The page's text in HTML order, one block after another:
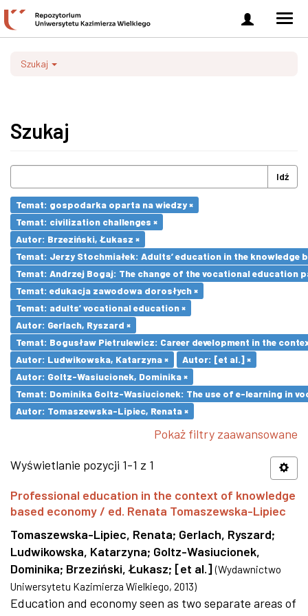
Zaloguj
się
Szukaj
Szukaj
Idź
Temat: gospodarka oparta na wiedzy ×
Temat: civilization challenges ×
Autor: Brzeziński, Łukasz ×
Temat: Jerzy Stochmiałek: Adults’ education in the knowledge
Temat: Andrzej Bogaj: The change of the vocational education
Temat: edukacja zawodowa dorosłych ×
Temat: adults’ vocational education ×
Autor: Gerlach, Ryszard ×
Temat: Bogusław Pietrulewicz: Career development in the
Autor: Ludwikowska, Katarzyna ×
Autor: [et al.] ×
Autor: Goltz-Wasiucionek, Dominika ×
Temat: Dominika Goltz-Wasiucionek: The use of e-learning in
Autor: Tomaszewska-Lipiec, Renata ×
Pokaż filtry zaawansowane
Wyświetlanie pozycji 1-1 z 1
Professional education in the context of knowledge
based economy / ed. Renata Tomaszewska-Lipiec
Tomaszewska-Lipiec, Renata; Gerlach, Ryszard;
Ludwikowska, Katarzyna; Goltz-Wasiucionek,
Dominika; Brzeziński, Łukasz; [et al.] (Wydawnictwo
Uniwersytetu Kazimierza Wielkiego, 2013)
Education and economy seen as two separate areas of